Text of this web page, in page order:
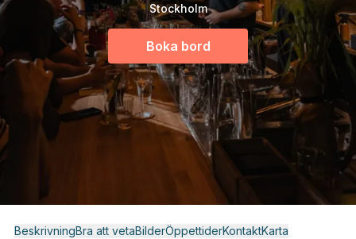
Stockholm
Boka bord
BeskrivningBra att vetaBilderÖppettiderKontaktKarta